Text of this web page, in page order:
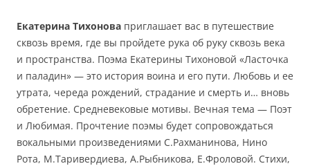
Екатерина Тихонова приглашает вас в путешествие
сквозь время, где вы пройдете рука об руку сквозь века
и пространства. Поэма Екатерины Тихоновой «Ласточка
и паладин» — это история воина и его пути. Любовь и ее
утрата, череда рождений, страдание и смерть и… вновь
обретение. Средневековые мотивы. Вечная тема — Поэт
и Любимая. Прочтение поэмы будет сопровождаться
вокальными произведениями С.Рахманинова, Нино
Рота, М.Таривердиева, А.Рыбникова, Е.Фроловой. Стихи,